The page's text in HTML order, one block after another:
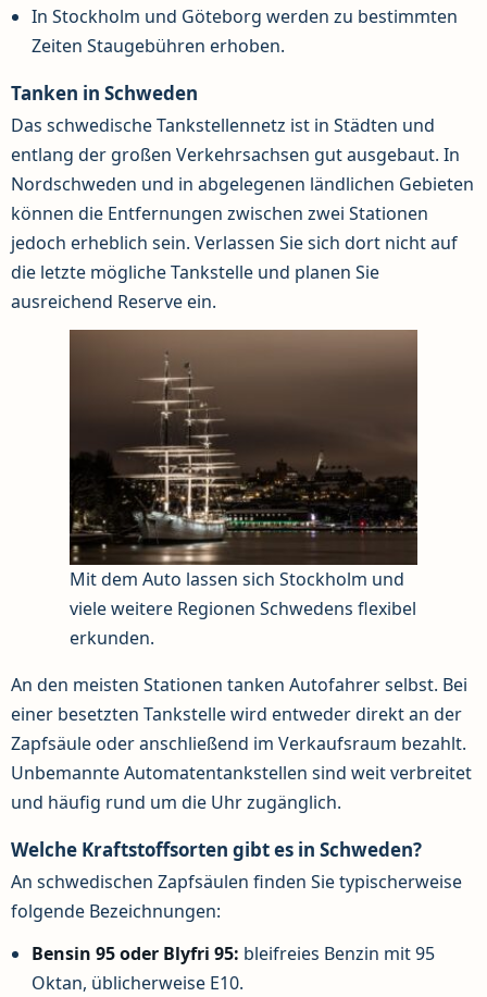
In Stockholm und Göteborg werden zu bestimmten
Zeiten Staugebühren erhoben.
Tanken in Schweden
Das schwedische Tankstellennetz ist in Städten und
entlang der großen Verkehrsachsen gut ausgebaut. In
Nordschweden und in abgelegenen ländlichen Gebieten
können die Entfernungen zwischen zwei Stationen
jedoch erheblich sein. Verlassen Sie sich dort nicht auf
die letzte mögliche Tankstelle und planen Sie
ausreichend Reserve ein.
Mit dem Auto lassen sich Stockholm und
viele weitere Regionen Schwedens flexibel
erkunden.
An den meisten Stationen tanken Autofahrer selbst. Bei
einer besetzten Tankstelle wird entweder direkt an der
Zapfsäule oder anschließend im Verkaufsraum bezahlt.
Unbemannte Automatentankstellen sind weit verbreitet
und häufig rund um die Uhr zugänglich.
Welche Kraftstoffsorten gibt es in Schweden?
An schwedischen Zapfsäulen finden Sie typischerweise
folgende Bezeichnungen:
Bensin 95 oder Blyfri 95: bleifreies Benzin mit 95
Oktan, üblicherweise E10.